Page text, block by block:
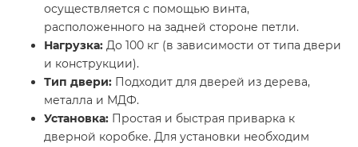
осуществляется с помощью винта,
расположенного на задней стороне петли.
Нагрузка: До 100 кг (в зависимости от типа двери
и конструкции).
Тип двери: Подходит для дверей из дерева,
металла и МДФ.
Установка: Простая и быстрая приварка к
дверной коробке. Для установки необходим